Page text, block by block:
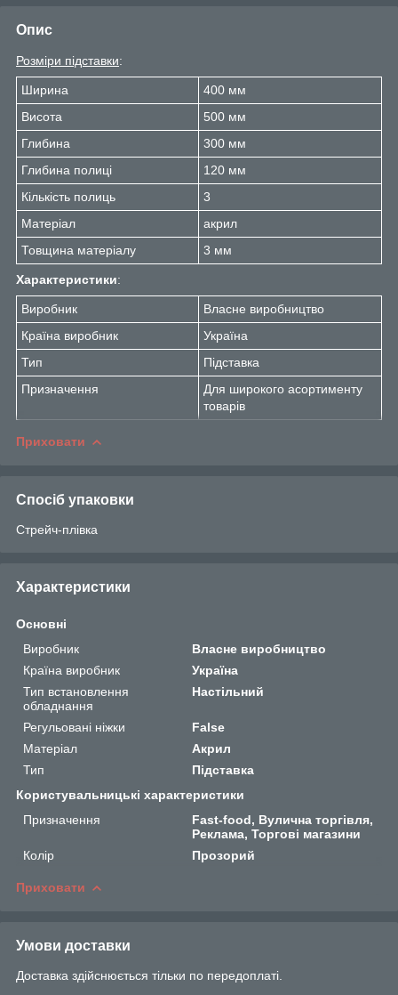
Опис
Розміри підставки:
Ширина
400 мм
Висота
500 мм
Глибина
300 мм
Глибина полиці
120 мм
Кількість полиць
3
Матеріал
акрил
Товщина матеріалу
3 мм
Характеристики:
Виробник
Власне виробництво
Країна виробник
Україна
Тип
Підставка
Призначення
Для широкого асортименту
товарів
Приховати
Спосіб упаковки
Стрейч-плівка
Характеристики
Основні
Виробник
Власне виробництво
Країна виробник
Україна
Тип встановлення
обладнання
Настільний
Регульовані ніжки
False
Матеріал
Акрил
Тип
Підставка
Користувальницькі характеристики
Призначення
Fast-food, Вулична торгівля,
Реклама, Торгові магазини
Колір
Прозорий
Приховати
Умови доставки
Доставка здійснюється тільки по передоплаті.